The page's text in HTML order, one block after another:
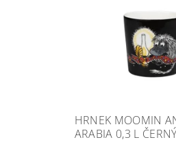
HRNEK MOOMIN
ARABIA 0,3 L